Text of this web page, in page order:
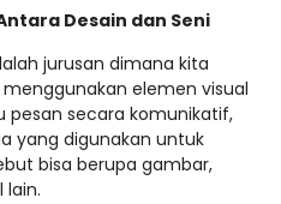
Desain dan Seni
jurusan dimana kita
elemen visual
secara komunikatif,
yang digunakan untuk
bisa berupa gambar,
lain.